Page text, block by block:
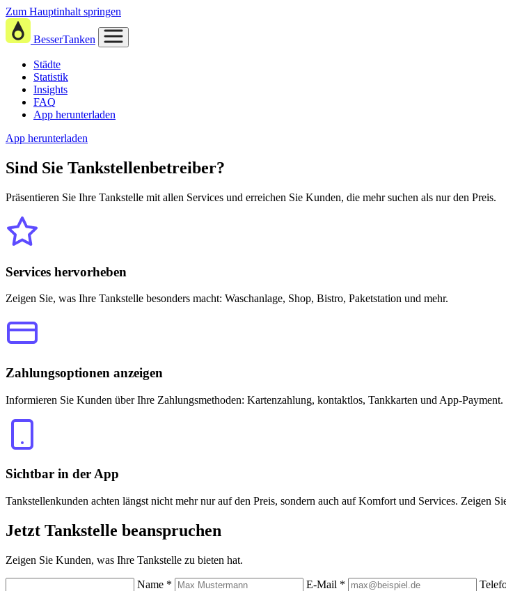
Zum Hauptinhalt springen
BesserTanken
Städte
Statistik
Insights
FAQ
App herunterladen
App herunterladen
Sind Sie Tankstellenbetreiber?
Präsentieren Sie Ihre Tankstelle mit allen Services und erreichen Sie Kunden, die mehr suchen als nur den Preis.
Services hervorheben
Zeigen Sie, was Ihre Tankstelle besonders macht: Waschanlage, Shop, Bistro, Paketstation und mehr.
Zahlungsoptionen anzeigen
Informieren Sie Kunden über Ihre Zahlungsmethoden: Kartenzahlung, kontaktlos, Tankkarten und App-Payment.
Sichtbar in der App
Tankstellenkunden achten längst nicht mehr nur auf den Preis, sondern auch auf Komfort und Services. Zeigen
Jetzt Tankstelle beanspruchen
Zeigen Sie Kunden, was Ihre Tankstelle zu bieten hat.
Name * E-Mail *